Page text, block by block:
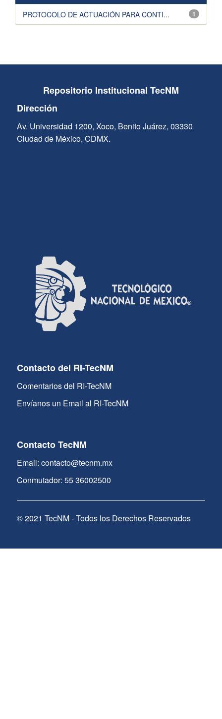
1
PROTOCOLO DE ACTUACIÓN PARA CONTI...
Repositorio Institucional TecNM
Dirección
Av. Universidad 1200, Xoco, Benito Juárez, 03330
Ciudad de México, CDMX.
Contacto del RI-TecNM
Comentarios del RI-TecNM
Envíanos un Email al RI-TecNM
Contacto TecNM
Email: contacto@tecnm.mx
Conmutador: 55 36002500
© 2021 TecNM - Todos los Derechos Reservados